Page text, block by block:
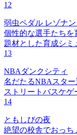
12
弱虫ペダル レゾナ
個性的な選手たちを
題材とした育成シミ
13
NBAダンクシティ
名だたるNBAスタ
ストリートバスケゲ
14
ともしびの夜
絶望の校舎でおっち